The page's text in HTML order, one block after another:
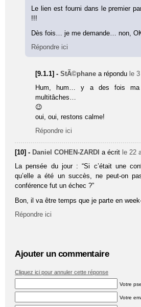
Le lien est fourni dans le premier
!!!
Dès fois… je me demande… non,
Répondre ici
[9.1.1] -StÃ©phane a répondu le
Hum, hum… y a des fois
multitâches…
😉
oui, oui, restons calme!
Répondre ici
[10] - Daniel COHEN-ZARDI a écrit le 22
La pensée du jour : “Si c’était une
qu’elle a été un succès, ne peut-on
conférence fut un échec ?”
Bon, il va être temps que je parte en
Répondre ici
Ajouter un commentaire
Cliquez ici pour annuler cette réponse
Votre
Votre